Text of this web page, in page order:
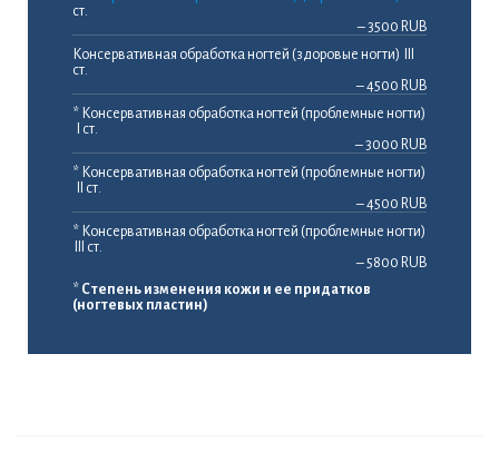
ст.
– 3500 RUB
Консервативная обработка ногтей (здоровые ногти) III
ст.
– 4500 RUB
* Консервативная обработка ногтей (проблемные ногти)
I ст.
– 3000 RUB
* Консервативная обработка ногтей (проблемные ногти)
II ст.
– 4500 RUB
* Консервативная обработка ногтей (проблемные ногти)
III ст.
– 5800 RUB
* Степень изменения кожи и ее придатков
(ногтевых пластин)